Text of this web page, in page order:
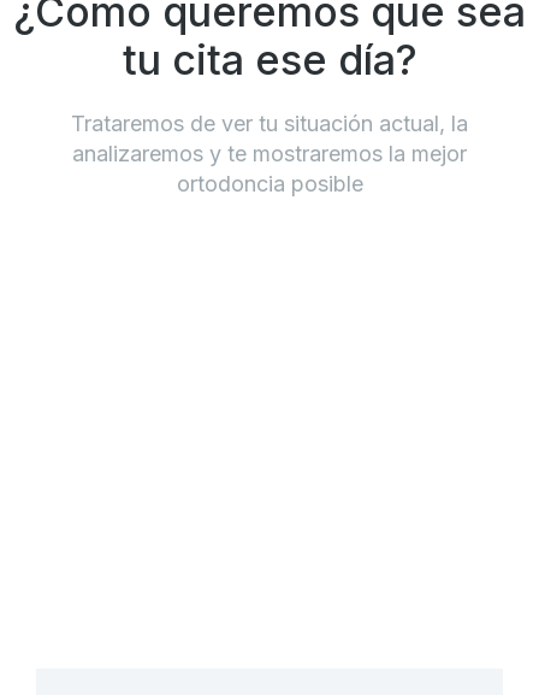
¿Cómo queremos que sea
tu cita ese día?
Trataremos de ver tu situación actual, la
analizaremos y te mostraremos la mejor
ortodoncia posible